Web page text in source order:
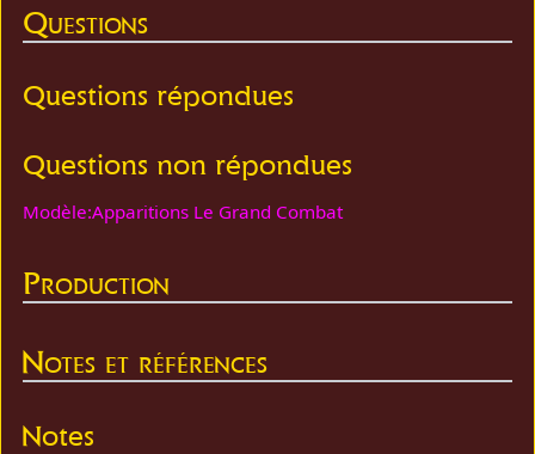
Questions
Questions répondues
Questions non répondues
Modèle:Apparitions Le Grand Combat
Production
Notes et références
Notes